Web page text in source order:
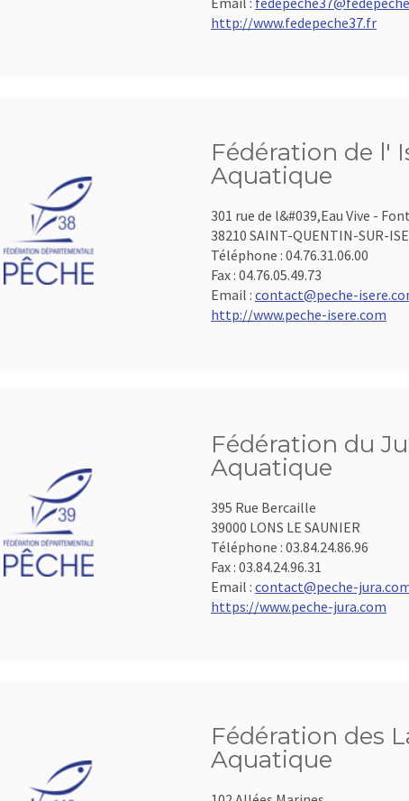
http://www.fedepeche37.fr
Fédération de l'
Aquatique
301 rue de l&#039,Eau Vive -
38210 SAINT-QUENTIN-SUR-
Téléphone : 04.76.31.06.00
Fax : 04.76.05.49.73
Email : contact@peche-
http://www.peche-isere.com
Fédération du
Aquatique
395 Rue Bercaille
39000 LONS LE SAUNIER
Téléphone : 03.84.24.86.96
Fax : 03.84.24.96.31
Email : contact@peche-
https://www.peche-jura.com
Fédération des
Aquatique